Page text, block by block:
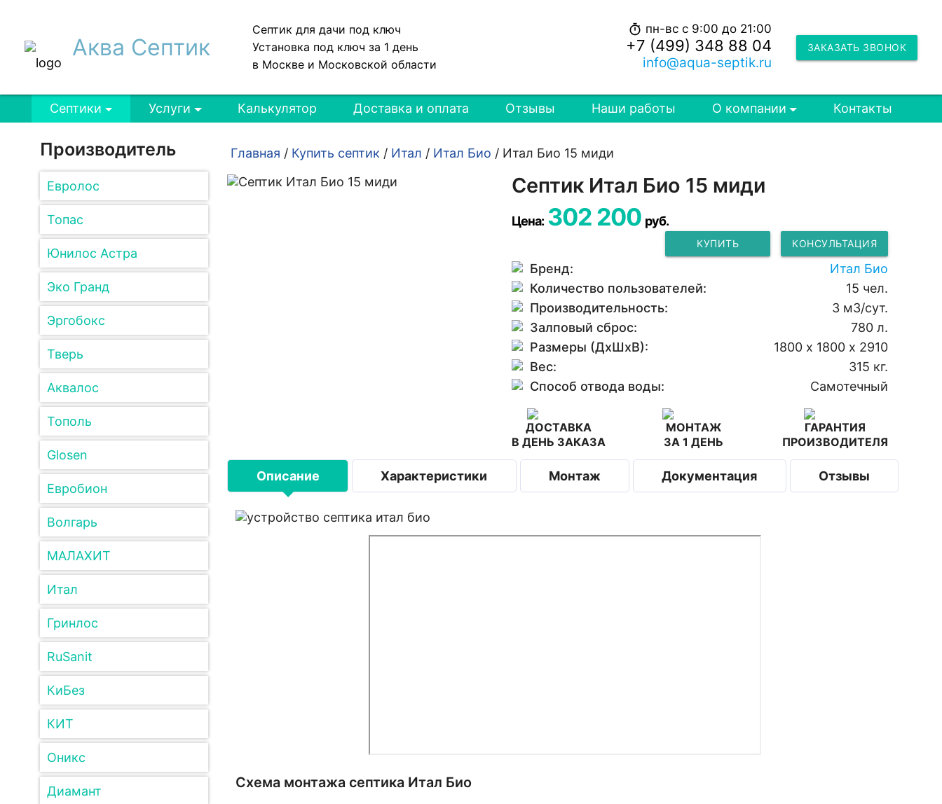
Аква Септик
Септик для дачи под ключ
Установка под ключ за 1 день
в Москве и Московской области
ЗАКАЗАТЬ ЗВОНОК
timer пн-вс с 9:00 до 21:00
+7 (499) 348 88 04
info@aqua-septik.ru
Септики Услуги Калькулятор Доставка и оплата Отзывы Наши работы О компании Контакты
Производитель
Евролос
Топас
Юнилос Астра
Эко Гранд
Эргобокс
Тверь
Аквалос
Тополь
Glosen
Евробион
Волгарь
МАЛАХИТ
Итал
Гринлос
RuSanit
КиБез
КИТ
Оникс
Диамант
Главная / Купить септик / Итал / Итал Био / Итал Био 15 миди
Септик Итал Био 15 миди
Цена: 302 200 руб.
КУПИТЬ КОНСУЛЬТАЦИЯ
Бренд:
Итал Био
Количество пользователей:
15 чел.
Производительность:
3 м3/сут.
Залповый сброс:
780 л.
Размеры (ДхШхВ):
1800 х 1800 х 2910
Вес:
315 кг.
Способ отвода воды:
Самотечный
ДОСТАВКА
В ДЕНЬ ЗАКАЗА
МОНТАЖ
ЗА 1 ДЕНЬ
ГАРАНТИЯ
ПРОИЗВОДИТЕЛЯ
Описание Характеристики Монтаж Документация Отзывы
Схема монтажа септика Итал Био